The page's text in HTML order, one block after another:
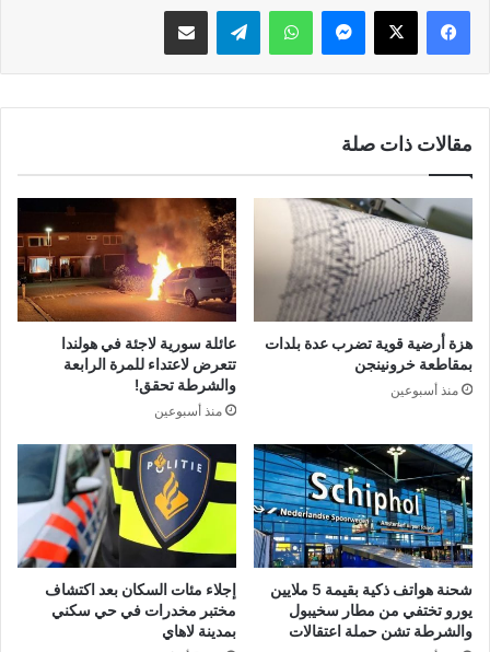
فيسبوك ‫X ماسنجر واتساب تيلقرام مشاركة عبر البريد
مقالات ذات صلة
هزة أرضية قوية تضرب عدة بلدات
بمقاطعة خرونينجن
منذ أسبوعين
عائلة سورية لاجئة في هولندا
تتعرض لاعتداء للمرة الرابعة
والشرطة تحقق!
منذ أسبوعين
شحنة هواتف ذكية بقيمة 5 ملايين
يورو تختفي من مطار سخيبول
والشرطة تشن حملة اعتقالات
إجلاء مئات السكان بعد اكتشاف
مختبر مخدرات في حي سكني
بمدينة لاهاي